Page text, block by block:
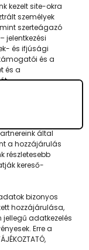
kezelt site-okra
személyek
szerteágazó
jelentkezési
és ifjúsági
és a
és a
a megfelelő helyre
által
a hozzájárulás
részletesebb
kereső-
bizonyos
hozzájárulása,
adatkezelés
Erre a